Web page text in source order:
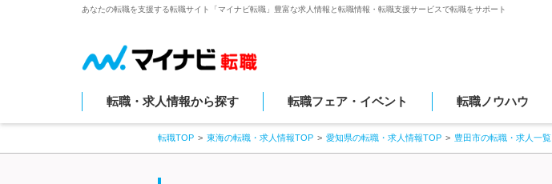
あなたの転職を支援する転職サイト「マイナビ転職」豊富な求人情報と転職情報・転職支援サービスで転職をサポート
転職・求人情報から探す 転職フェア・イベント 転職ノウハウ
転職TOP 東海の転職・求人情報TOP 愛知県の転職・求人情報TOP 豊田市の転職・求人一覧